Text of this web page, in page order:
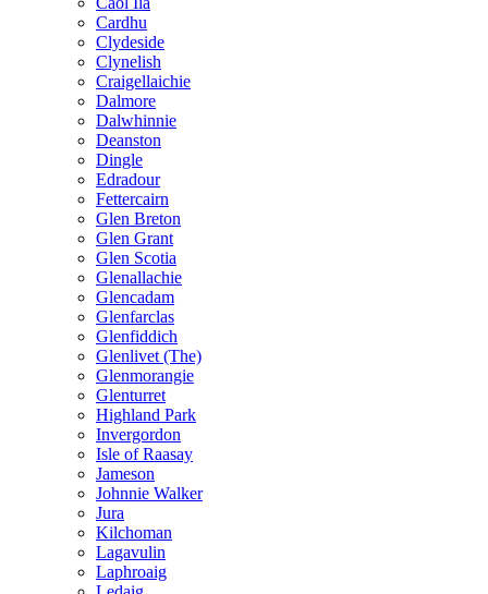
Cardhu
Clydeside
Clynelish
Craigellaichie
Dalmore
Dalwhinnie
Deanston
Dingle
Edradour
Fettercairn
Glen Breton
Glen Grant
Glen Scotia
Glenallachie
Glencadam
Glenfarclas
Glenfiddich
Glenlivet (The)
Glenmorangie
Glenturret
Highland Park
Invergordon
Isle of Raasay
Jameson
Johnnie Walker
Jura
Kilchoman
Lagavulin
Laphroaig